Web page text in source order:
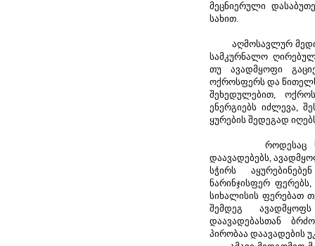
მეცნიერული
სახით.
აღმოსავლურ
სამკურნალო
თუ ავადმყოფი
ოქროსფერს და
შეხედულებით,
ენერგიებს იძლევა,
ყურების შედეგად
როდესაც
დაავადებებს,
სჭირს
ნარინჯისფერ
სიხალისის ფერებათ
შემდეგ
დაავადებასთან
პირობაა დაავადების